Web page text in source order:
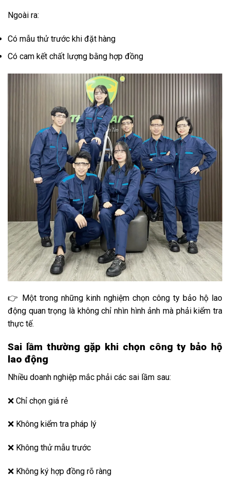
Ngoài ra:
Có mẫu thử trước khi đặt hàng
Có cam kết chất lượng bằng hợp đồng
👉 Một trong những kinh nghiệm chọn công ty bảo hộ lao
động quan trọng là không chỉ nhìn hình ảnh mà phải kiểm tra
thực tế.
Sai lầm thường gặp khi chọn công ty bảo hộ
lao động
Nhiều doanh nghiệp mắc phải các sai lầm sau:
❌ Chỉ chọn giá rẻ
❌ Không kiểm tra pháp lý
❌ Không thử mẫu trước
❌ Không ký hợp đồng rõ ràng